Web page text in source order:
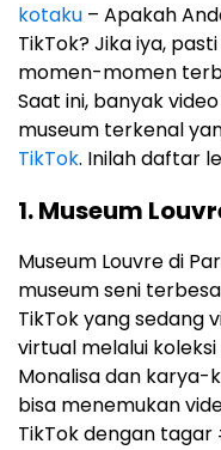
kotaku – Apakah
TikTok? Jika iya,
momen-momen
Saat ini, banyak
museum terkenal
TikTok. Inilah daftar
1. Museum
Museum Louvre di
museum seni
TikTok yang sedang
virtual melalui
Monalisa dan karya-
bisa menemukan
TikTok dengan tagar